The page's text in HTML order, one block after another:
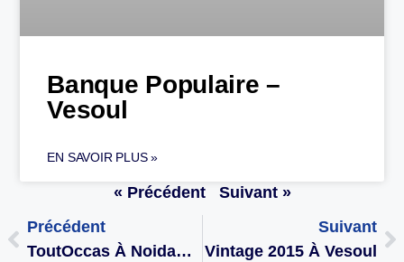
Banque Populaire –
Vesoul
EN SAVOIR PLUS »
« Précédent
Suivant »
Précédent
ToutOccas À Noidans Les Vesoul
Suivant
Vintage 2015 À Vesoul